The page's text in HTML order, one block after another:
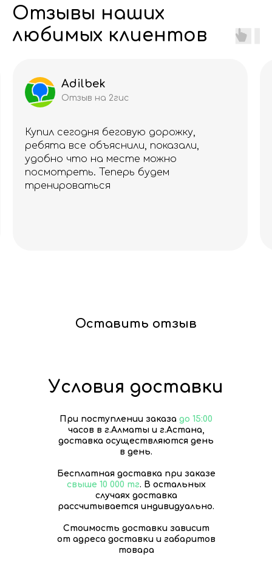
Отзывы наших
любимых клиентов
Adilbek
Отзыв на 2гис
Купил сегодня беговую дорожку,
ребята все объяснили, показали,
удобно что на месте можно
посмотреть. Теперь будем
тренироваться
Оставить отзыв
При поступлении заказа до 15:00
часов в г.Алматы и г.Астана,
доставка осуществляются день
в день.
Бесплатная доставка при заказе
свыше 10 000 тг. В остальных
случаях доставка
рассчитывается индивидуально.
Стоимость доставки зависит
от адреса доставки и габаритов
товара
Условия доставки